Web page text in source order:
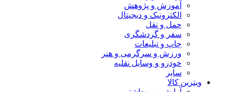
آموزش و پژوهش
الکترونیک و دیجیتال
حمل و نقل
سفر و گردشگری
چاپ و تبلیعات
ورزش و سرگرمی و هنر
خودرو و وسایل نقلیه
سایر
ویترین کالا